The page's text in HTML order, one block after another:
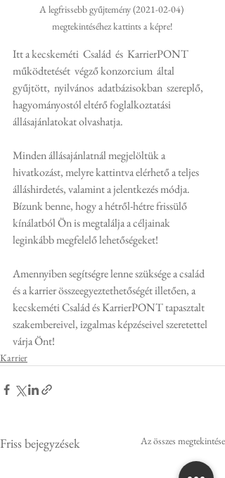
A legfrissebb gyűjtemény (2021-02-04)
megtekintéséhez kattints a képre!
Itt a kecskeméti  Család  és  KarrierPONT
működtetését  végző konzorcium  által
gyűjtött,  nyilvános  adatbázisokban  szereplő,
hagyományostól eltérő foglalkoztatási
állásajánlatokat olvashatja.
Minden állásajánlatnál megjelöltük a
hivatkozást, melyre kattintva elérhető a teljes
álláshirdetés, valamint a jelentkezés módja.
Bízunk benne, hogy a hétről-hétre frissülő
kínálatból Ön is megtalálja a céljainak
leginkább megfelelő lehetőségeket!
Amennyiben segítségre lenne szüksége a család
és a karrier összeegyeztethetőségét illetően, a
kecskeméti Család és KarrierPONT tapasztalt
szakembereivel, izgalmas képzéseivel szeretettel
várja Önt!
Karrier
Friss bejegyzések Az összes megtekintése